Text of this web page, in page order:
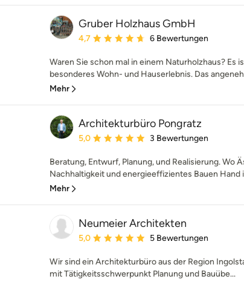
Gruber Holzhaus GmbH
Durchschnittliche Bewertung: 4.7 von 5
4,7 6 Bewertungen
Waren Sie schon mal in einem Naturholzhaus? Es
besonderes Wohn- und Hauserlebnis. Das
Mehr
Architekturbüro Pongratz
Durchschnittliche Bewertung: 5 von 5
5,0 3 Bewertungen
Beratung, Entwurf, Planung, und Realisierung. Wo
Nachhaltigkeit und energieeffizientes Bauen Hand
Mehr
Neumeier Architekten
Durchschnittliche Bewertung: 5 von 5
5,0 5 Bewertungen
Wir sind ein Architekturbüro aus der Region
mit Tätigkeitsschwerpunkt Planung und Bauübe...